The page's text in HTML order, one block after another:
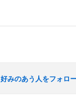
好みのあう人をフォロ